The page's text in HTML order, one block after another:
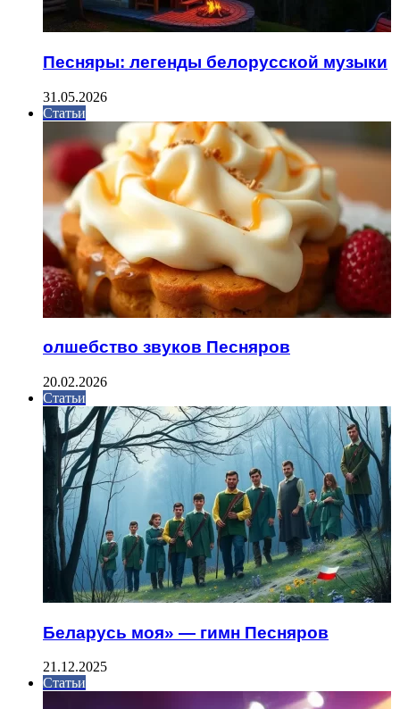
Песняры: легенды белорусской музыки
31.05.2026
Статьи
олшебство звуков Песняров
20.02.2026
Статьи
Беларусь моя» — гимн Песняров
21.12.2025
Статьи